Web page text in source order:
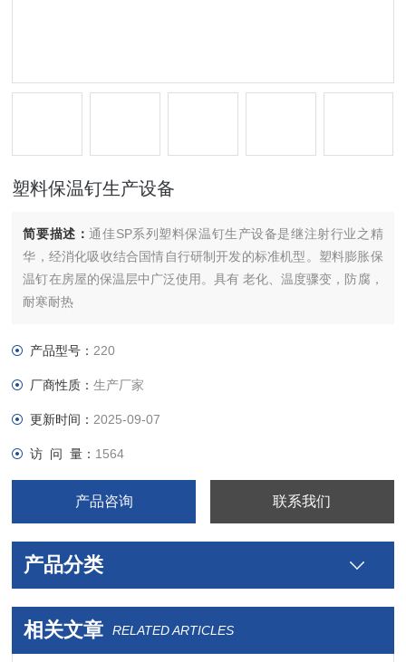
塑料保温钉生产设备
简要描述：通佳SP系列塑料保温钉生产设备是继注射行业之精
华，经消化吸收结合国情自行研制开发的标准机型。塑料膨胀保
温钉在房屋的保温层中广泛使用。具有 老化、温度骤变，防腐，
耐寒耐热
产品型号： 220
厂商性质：生产厂家
更新时间： 2025-09-07
访 问 量： 1564
产品咨询 联系我们
产品分类
相关文章 RELATED ARTICLES